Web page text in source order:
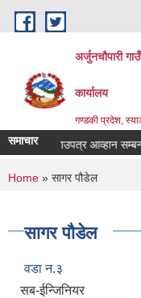
Skip to main content
अर्जुनचौपारी
कार्यालय
गण्डकी प्रदेश,
समाचारदरभाउपत्र आव्हान सम्बन्धी
You are here
Home » सागर पौडेल
सागर पौडेल
वडा न.३
सब-ईन्जिनियर